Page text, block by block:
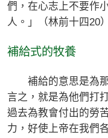
們，在心志上不要作
人。」（林前十四20）
補給式的牧養
補給的意思是為那
言之，就是為他們打
過去為教會付出的勞
力，好使上帝在我們